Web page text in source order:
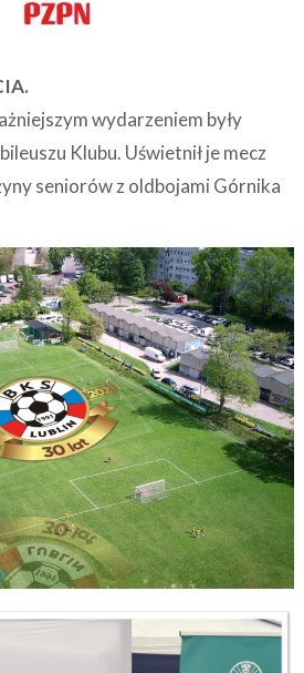
wydarzeniem były
Klubu. Uświetnił je mecz
seniorów z oldbojami Górnika